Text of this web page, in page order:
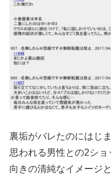
裏垢がバレたのにはじ
思われる男性との2シ
向きの清純なイメージ